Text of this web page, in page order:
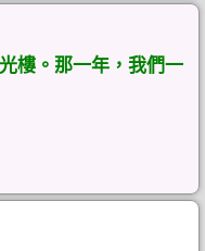
樓。那一年，我們一